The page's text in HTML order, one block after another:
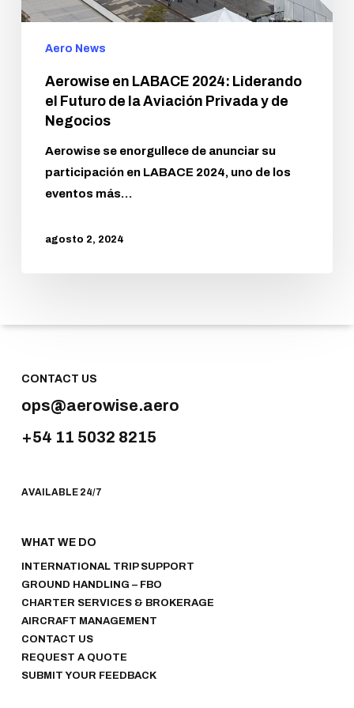
Aero News
Aerowise en LABACE 2024: Liderando
el Futuro de la Aviación Privada y de
Negocios
Aerowise se enorgullece de anunciar su
participación en LABACE 2024, uno de los
eventos más…
agosto 2, 2024
CONTACT US
ops@aerowise.aero
+54 11 5032 8215
AVAILABLE 24/7
WHAT WE DO
INTERNATIONAL TRIP SUPPORT
GROUND HANDLING – FBO
CHARTER SERVICES & BROKERAGE
AIRCRAFT MANAGEMENT
CONTACT US
REQUEST A QUOTE
SUBMIT YOUR FEEDBACK